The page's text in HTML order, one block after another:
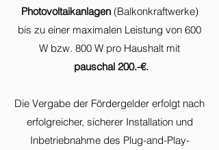
Photovoltaikanlagen(Balkonkraftwerke)
bis zu einer maximalen Leistung von 600
W bzw. 800 W pro Haushalt mit
pauschal 200.-€.
Die Vergabe der Fördergelder erfolgt nach
erfolgreicher, sicherer Installation und
Inbetriebnahme des Plug-and-Play-